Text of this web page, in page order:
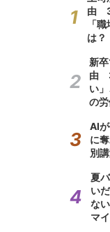
由 3
「
は？
新
由
い
の
AI
に
別
夏
い
な
マ